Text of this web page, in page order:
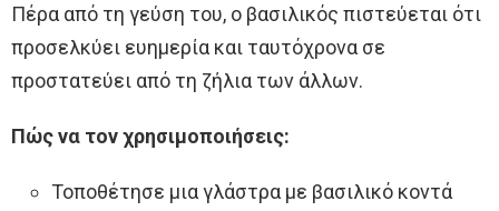
Πέρα από τη γεύση του, ο βασιλικός πιστεύεται ότι
προσελκύει ευημερία και ταυτόχρονα σε
προστατεύει από τη ζήλια των άλλων.
Πώς να τον χρησιμοποιήσεις:
Τοποθέτησε μια γλάστρα με βασιλικό κοντά